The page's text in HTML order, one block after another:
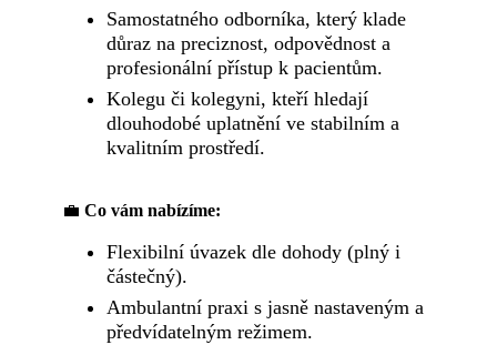
Samostatného odborníka, který klade
důraz na preciznost, odpovědnost a
profesionální přístup k pacientům.
Kolegu či kolegyni, kteří hledají
dlouhodobé uplatnění ve stabilním a
kvalitním prostředí.
💼 Co vám nabízíme:
Flexibilní úvazek dle dohody (plný i
částečný).
Ambulantní praxi s jasně nastaveným a
předvídatelným režimem.